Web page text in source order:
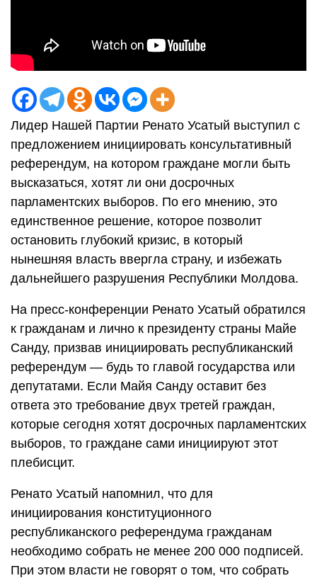
Лидер Нашей Партии Ренато Усатый выступил с
предложением инициировать консультативный
референдум, на котором граждане могли быть
высказаться, хотят ли они досрочных
парламентских выборов. По его мнению, это
единственное решение, которое позволит
остановить глубокий кризис, в который
нынешняя власть ввергла страну, и избежать
дальнейшего разрушения Республики Молдова.
На пресс-конференции Ренато Усатый обратился
к гражданам и лично к президенту страны Майе
Санду, призвав инициировать республиканский
референдум — будь то главой государства или
депутатами. Если Майя Санду оставит без
ответа это требование двух третей граждан,
которые сегодня хотят досрочных парламентских
выборов, то граждане сами инициируют этот
плебисцит.
Ренато Усатый напомнил, что для
инициирования конституционного
республиканского референдума гражданам
необходимо собрать не менее 200 000 подписей.
При этом власти не говорят о том, что собрать